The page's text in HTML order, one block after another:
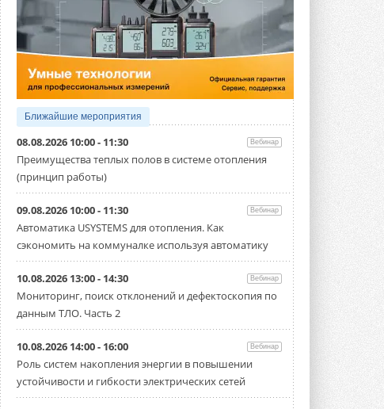
«РУСКЛИМАТ Fest 2026» в Уфе
собрал свыше 700 профи
климатической отрасли
Организатором выступил торгово-
производственный холдинг ...
3 АВГУСТА 2026
«Датарк» испытал модульный
ЦОД с плотностью 54 кВт на
стойку
Испытания прошли на собственной
производственной площадке и были ...
3 АВГУСТА 2026
Samsung выпускает VRF-
систему DVM на R32
Линейка включает семь типоразмеров
производительностью от 22,4 до 56 кВт.
Суммарная длина трубопроводов ...
«СиСофт Девелопмент» подвел
итоги конкурса студенческих
проектов «ТИМ-лидеры 2026»
Новый сезон конкурса «ТИМ-лидеры»
стартует уже в сентябре 2026 года ...
3 АВГУСТА 2026
«Русклимат» укрепляет
Ближайшие мероприятия
08.08.2026 10:00 - 11:30 Вебинар
Преимущества теплых полов в системе отопления
(принцип работы)
09.08.2026 10:00 - 11:30 Вебинар
Автоматика USYSTEMS для отопления. Как
сэкономить на коммуналке используя автоматику
10.08.2026 13:00 - 14:30 Вебинар
Мониторинг, поиск отклонений и дефектоскопия по
данным ТЛО. Часть 2
10.08.2026 14:00 - 16:00 Вебинар
Роль систем накопления энергии в повышении
устойчивости и гибкости электрических сетей